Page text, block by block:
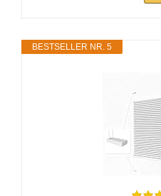
BESTSELLER NR. 5